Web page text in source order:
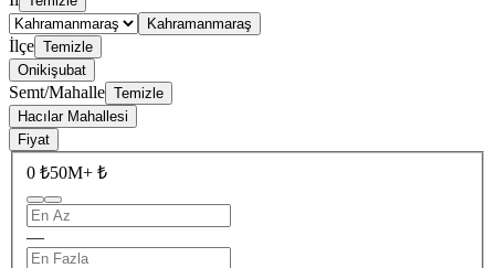
Kahramanmaraş
İlçe Temizle
Onikişubat
Semt/Mahalle Temizle
Hacılar Mahallesi
Fiyat
0 ₺50M+ ₺
—